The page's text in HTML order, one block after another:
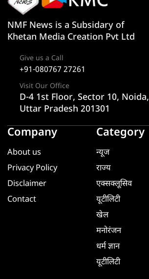
NMF News is a Subsidary of
Khetan Media Creation Pvt Ltd
Give us a Call
+91-080767 27261
Visit Our Office
D-4 1st Floor, Sector 10, Noida,
Uttar Pradesh 201301
Company
About us
Privacy Policy
Disclaimer
Contact
Category
न्यूज
राज्य
एक्सक्लूसिव
यूटीलिटी
खेल
मनोरंजन
धर्म ज्ञान
यूटीलिटी